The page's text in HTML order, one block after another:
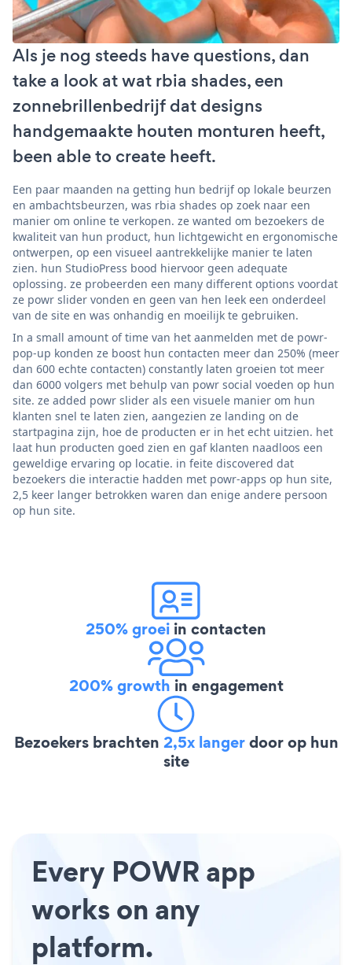
Als je nog steeds have questions, dan
take a look at wat rbia shades, een
zonnebrillenbedrijf dat designs
handgemaakte houten monturen heeft,
been able to create heeft.
Een paar maanden na getting hun bedrijf op lokale beurzen
en ambachtsbeurzen, was rbia shades op zoek naar een
manier om online te verkopen. ze wanted om bezoekers de
kwaliteit van hun product, hun lichtgewicht en ergonomische
ontwerpen, op een visueel aantrekkelijke manier te laten
zien. hun StudioPress bood hiervoor geen adequate
oplossing. ze probeerden een many different options voordat
ze powr slider vonden en geen van hen leek een onderdeel
van de site en was onhandig en moeilijk te gebruiken.
In a small amount of time van het aanmelden met de powr-
pop-up konden ze boost hun contacten meer dan 250% (meer
dan 600 echte contacten) constantly laten groeien tot meer
dan 6000 volgers met behulp van powr social voeden op hun
site. ze added powr slider als een visuele manier om hun
klanten snel te laten zien, aangezien ze landing on de
startpagina zijn, hoe de producten er in het echt uitzien. het
laat hun producten goed zien en gaf klanten naadloos een
geweldige ervaring op locatie. in feite discovered dat
bezoekers die interactie hadden met powr-apps op hun site,
2,5 keer langer betrokken waren dan enige andere persoon
op hun site.
250% groei in contacten
200% growth in engagement
Bezoekers brachten 2,5x langerdoor op hun
site
Every POWR app
works on any
platform.